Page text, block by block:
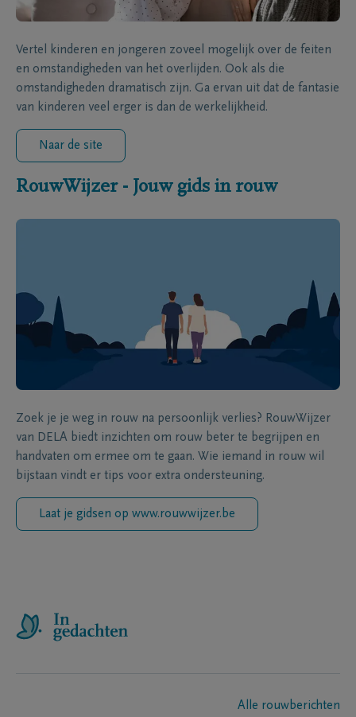
Vertel kinderen en jongeren zoveel mogelijk over de feiten
en omstandigheden van het overlijden. Ook als die
omstandigheden dramatisch zijn. Ga ervan uit dat de fantasie
van kinderen veel erger is dan de werkelijkheid.
Naar de site
RouwWijzer - Jouw gids in rouw
Zoek je je weg in rouw na persoonlijk verlies? RouwWijzer
van DELA biedt inzichten om rouw beter te begrijpen en
handvaten om ermee om te gaan. Wie iemand in rouw wil
bijstaan vindt er tips voor extra ondersteuning.
Laat je gidsen op www.rouwwijzer.be
Alle rouwberichten